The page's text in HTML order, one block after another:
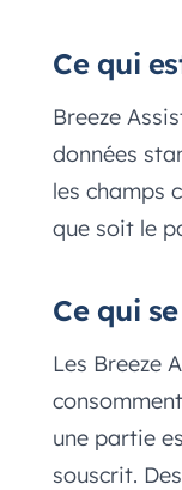
Ce qui
Breeze
données
les champs
que soit le
Ce qui
Les Breeze
une partie
souscrit.